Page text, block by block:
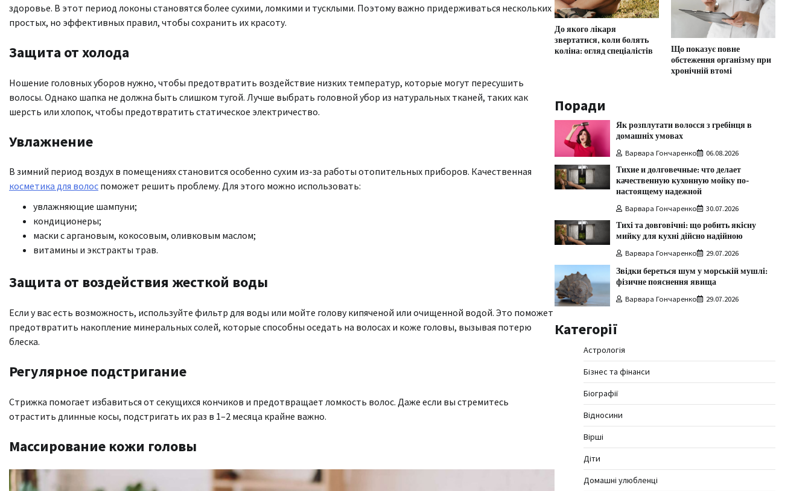
здоровье. В этот период локоны становятся более сухими, ломкими и тусклыми. Поэтому важно придерживаться нескольких
простых, но эффективных правил, чтобы сохранить их красоту.
Защита от холода
Ношение головных уборов нужно, чтобы предотвратить воздействие низких температур, которые могут пересушить
волосы. Однако шапка не должна быть слишком тугой. Лучше выбрать головной убор из натуральных тканей, таких как
шерсть или хлопок, чтобы предотвратить статическое электричество.
Увлажнение
В зимний период воздух в помещениях становится особенно сухим из-за работы отопительных приборов. Качественная
косметика для волос поможет решить проблему. Для этого можно использовать:
увлажняющие шампуни;
кондиционеры;
маски с аргановым, кокосовым, оливковым маслом;
витамины и экстракты трав.
Защита от воздействия жесткой воды
Если у вас есть возможность, используйте фильтр для воды или мойте голову кипяченой или очищенной водой. Это поможет
предотвратить накопление минеральных солей, которые способны оседать на волосах и коже головы, вызывая потерю
блеска.
Регулярное подстригание
Стрижка помогает избавиться от секущихся кончиков и предотвращает ломкость волос. Даже если вы стремитесь
отрастить длинные косы, подстригать их раз в 1–2 месяца крайне важно.
Массирование кожи головы
До якого лікаря
звертатися, коли болять
коліна: огляд спеціалістів
Що показує повне
обстеження організму при
хронічній втомі
Поради
Як розплутати волосся з гребінця в
домашніх умовах
Варвара Гончаренко 06.08.2026
Тихие и долговечные: что делает
качественную кухонную мойку по-
настоящему надежной
Варвара Гончаренко 30.07.2026
Тихі та довговічні: що робить якісну
мийку для кухні дійсно надійною
Варвара Гончаренко 29.07.2026
Звідки береться шум у морській мушлі:
фізичне пояснення явища
Варвара Гончаренко 29.07.2026
Категорії
Астрологія
Бізнес та фінанси
Біографії
Відносини
Вірші
Діти
Домашні улюбленці